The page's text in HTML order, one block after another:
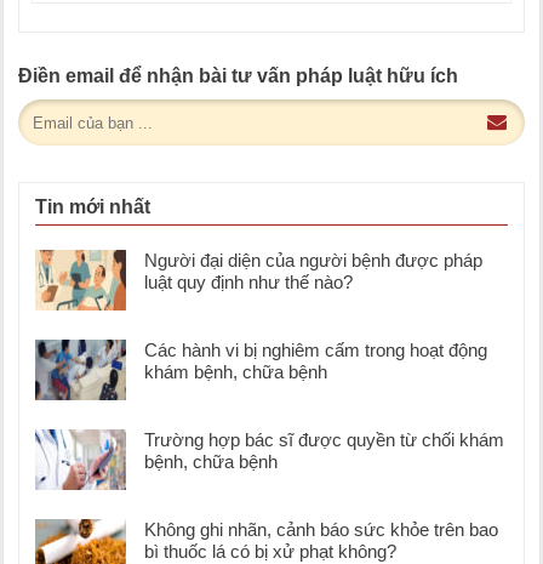
Điền email để nhận bài tư vấn pháp luật hữu ích
Tin mới nhất
Người đại diện của người bệnh được pháp
luật quy định như thế nào?
Các hành vi bị nghiêm cấm trong hoạt động
khám bệnh, chữa bệnh
Trường hợp bác sĩ được quyền từ chối khám
bệnh, chữa bệnh
Không ghi nhãn, cảnh báo sức khỏe trên bao
bì thuốc lá có bị xử phạt không?